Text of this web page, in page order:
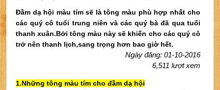
Đầm dạ hội màu tím sẽ là tông màu phù hợp nhất cho
các quý cô tuổi trung niên và các quý bà đã qua tuổi
thanh xuân.Bởi tông màu này sẽ khiến cho các quý cô
trở nên thanh lịch,sang trọng hơn bao giờ hết.
Ngày đăng: 01-10-2016
6,511 lượt xem
1.Những tông màu tím cho đầm dạ hội